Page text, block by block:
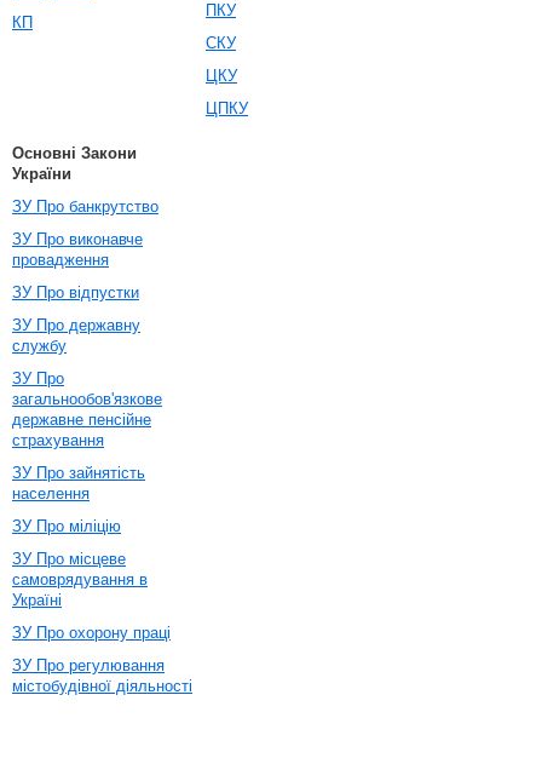
КП
ПКУ
СКУ
ЦКУ
ЦПКУ
Основні Закони
України
ЗУ Про банкрутство
ЗУ Про виконавче
провадження
ЗУ Про відпустки
ЗУ Про державну
службу
ЗУ Про
загальнообов'язкове
державне пенсійне
страхування
ЗУ Про зайнятість
населення
ЗУ Про міліцію
ЗУ Про місцеве
самоврядування в
Україні
ЗУ Про охорону праці
ЗУ Про регулювання
містобудівної діяльності